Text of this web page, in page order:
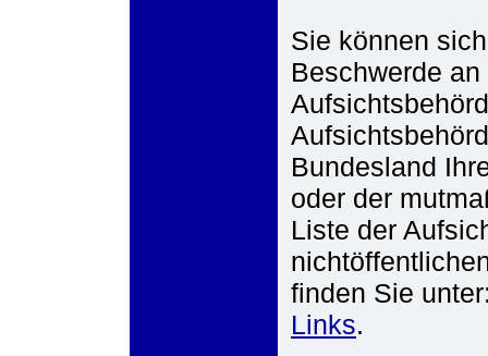
Sie können
Beschwerde
Bundesland
oder der
Liste der
finden Sie
Links.